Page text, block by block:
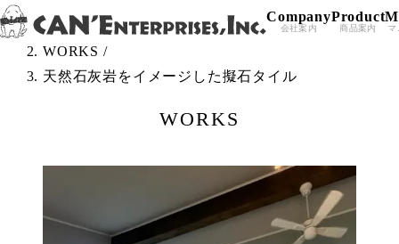
Skip to content
Company
会社案内
Product
商品案内 マ
TOP /
WORKS /
天然石灰岩をイメージした擬石タイル
WORKS